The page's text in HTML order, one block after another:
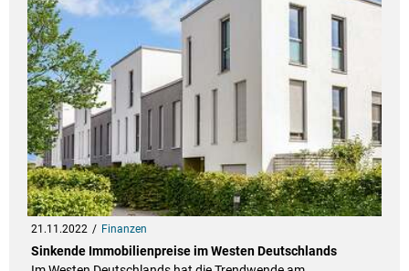
21.11.2022 Finanzen
Sinkende Immobilienpreise im Westen Deutschlands